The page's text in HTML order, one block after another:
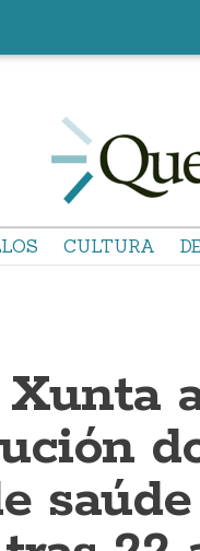
CULTURA